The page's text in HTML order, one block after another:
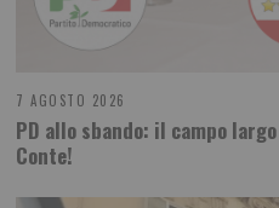
7 AGOSTO 2026
PD allo sbando: il campo
Conte!